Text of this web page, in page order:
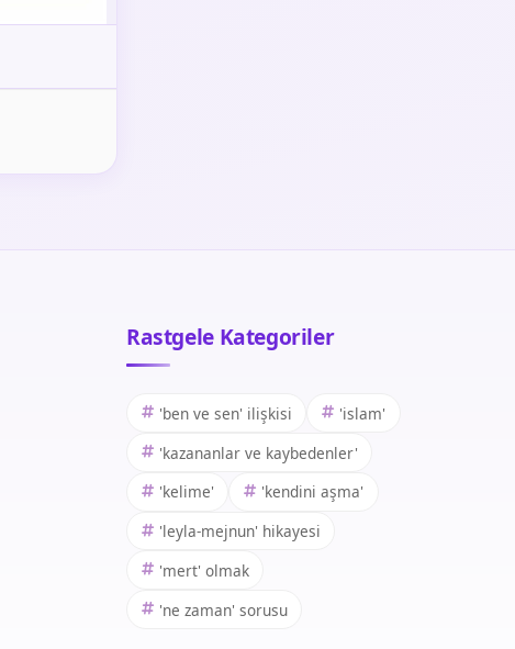
Rastgele Kategoriler
'ben ve sen' ilişkisi
'islam'
'kazananlar ve kaybedenler'
'kelime'
'kendini aşma'
'leyla-mejnun' hikayesi
'mert' olmak
'ne zaman' sorusu